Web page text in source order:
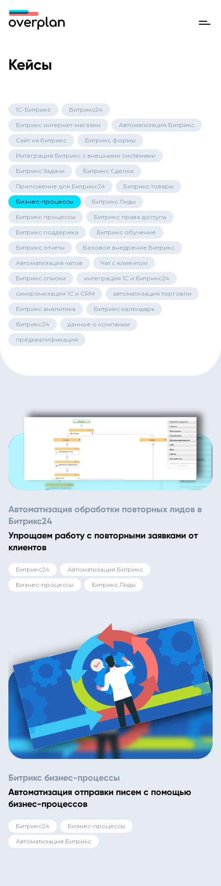
Кейсы
1С-Битрикс Битрикс24
Битрикс интернет-магазин Автоматизация Битрикс
Сайт на Битрикс Битрикс формы
Интеграция Битрикс с внешними системами
Битрикс Задачи Битрикс Сделки
Приложение для Битрикс24 Битрикс товары
Бизнес-процессы Битрикс Лиды
Битрикс процессы Битрикс права доступа
Битрикс поддержка Битрикс обучение
Битрикс отчеты Базовое внедрение Битрикс
Автоматизация чатов Чат с клиентом
Битрикс списки интеграция 1С и битрикс24
синхронизация 1С и CRM автоматизация торговли
Битрикс аналитика Битрикс календарь
битрикс24 данные о компании
предквалификация
Автоматизация обработки повторных лидов в
Битрикс24
Упрощаем работу с повторными заявками от
клиентов
Битрикс24 Автоматизация Битрикс
Бизнес-процессы Битрикс Лиды
Битрикс бизнес-процессы
Автоматизация отправки писем с помощью
бизнес-процессов
Битрикс24 Бизнес-процессы
Автоматизация Битрикс